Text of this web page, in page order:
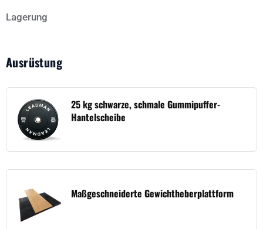
Lagerung
Ausrüstung
25 kg schwarze, schmale Gummipuffer-
Hantelscheibe
Maßgeschneiderte Gewichtheberplattform